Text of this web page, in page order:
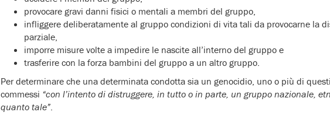
provocare gravi danni fisici o mentali a membri del gruppo,
infliggere deliberatamente al gruppo condizioni di vita tali da provocarne la
parziale,
imporre misure volte a impedire le nascite all’interno del gruppo e
trasferire con la forza bambini del gruppo a un altro gruppo.
Per determinare che una determinata condotta sia un genocidio, uno o più di
commessi “con l’intento di distruggere, in tutto o in parte, un gruppo nazionale,
quanto tale”.